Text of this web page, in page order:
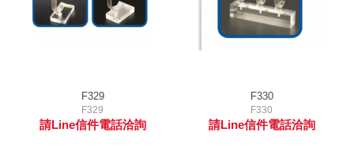
F329
F329
請Line信件電話洽詢
F330
F330
請Line信件電話洽詢